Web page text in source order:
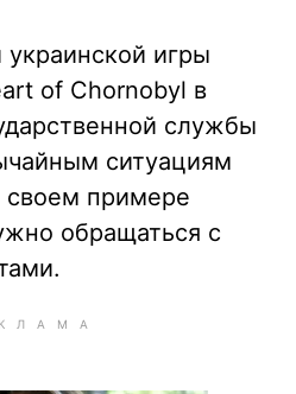
украинской игры
of Chornobyl в
службы
ситуациям
своем примере
обращаться с